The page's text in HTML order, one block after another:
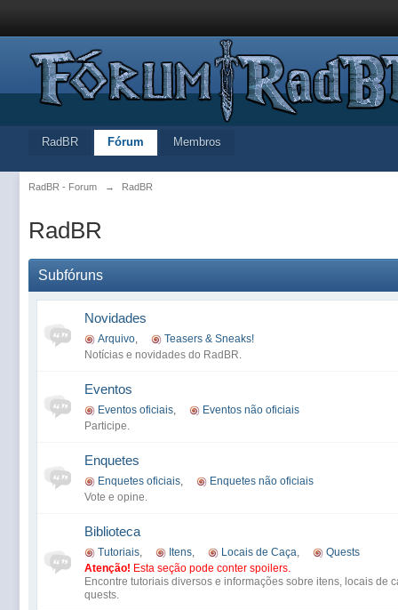
RadBR Fórum Membros
RadBR - Forum → RadBR
RadBR
Subfóruns
Novidades
Arquivo,
Teasers & Sneaks!
Notícias e novidades do RadBR.
Eventos
Eventos oficiais,
Eventos não oficiais
Participe.
Enquetes
Enquetes oficiais,
Enquetes não oficiais
Vote e opine.
Biblioteca
Tutoriais, Itens, Locais de Caça,
Quests
Atenção! Esta seção pode conter spoilers.
Encontre tutoriais diversos e informações sobre itens, locais de
quests.